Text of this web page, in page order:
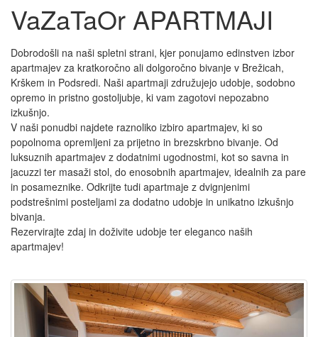
VaZaTaOr APARTMAJI
Dobrodošli na naši spletni strani, kjer ponujamo edinstven izbor
apartmajev za kratkoročno ali dolgoročno bivanje v Brežicah,
Krškem in Podsredi. Naši apartmaji združujejo udobje, sodobno
opremo in pristno gostoljubje, ki vam zagotovi nepozabno
izkušnjo.
V naši ponudbi najdete raznoliko izbiro apartmajev, ki so
popolnoma opremljeni za prijetno in brezskrbno bivanje. Od
luksuznih apartmajev z dodatnimi ugodnostmi, kot so savna in
jacuzzi ter masaži stol, do enosobnih apartmajev, idealnih za pare
in posameznike. Odkrijte tudi apartmaje z dvignjenimi
podstrešnimi posteljami za dodatno udobje in unikatno izkušnjo
bivanja.
Rezervirajte zdaj in doživite udobje ter eleganco naših
apartmajev!